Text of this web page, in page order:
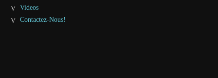
Videos
Contactez-Nous!